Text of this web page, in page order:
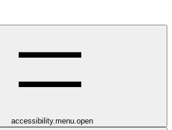
accessibility.menu.open